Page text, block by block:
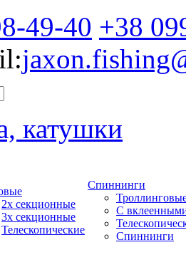
49-40 +38
катушки
2х секционные
3х секционные
Телескопические
Спиннинги
С
Спиннинги